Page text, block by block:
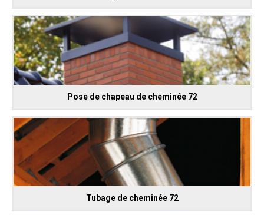
Pose de chapeau de cheminée 72
Tubage de cheminée 72